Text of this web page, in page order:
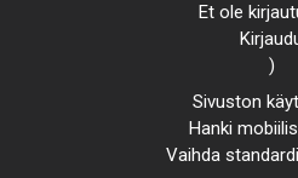
Et ole
)
Sivuston
Hanki
Vaihda